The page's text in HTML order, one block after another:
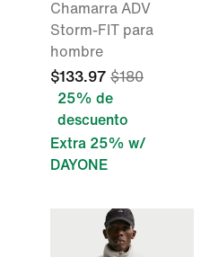
Chamarra ADV
Storm-FIT para
hombre
$133.97 $180
25% de
descuento
Extra 25% w/
DAYONE